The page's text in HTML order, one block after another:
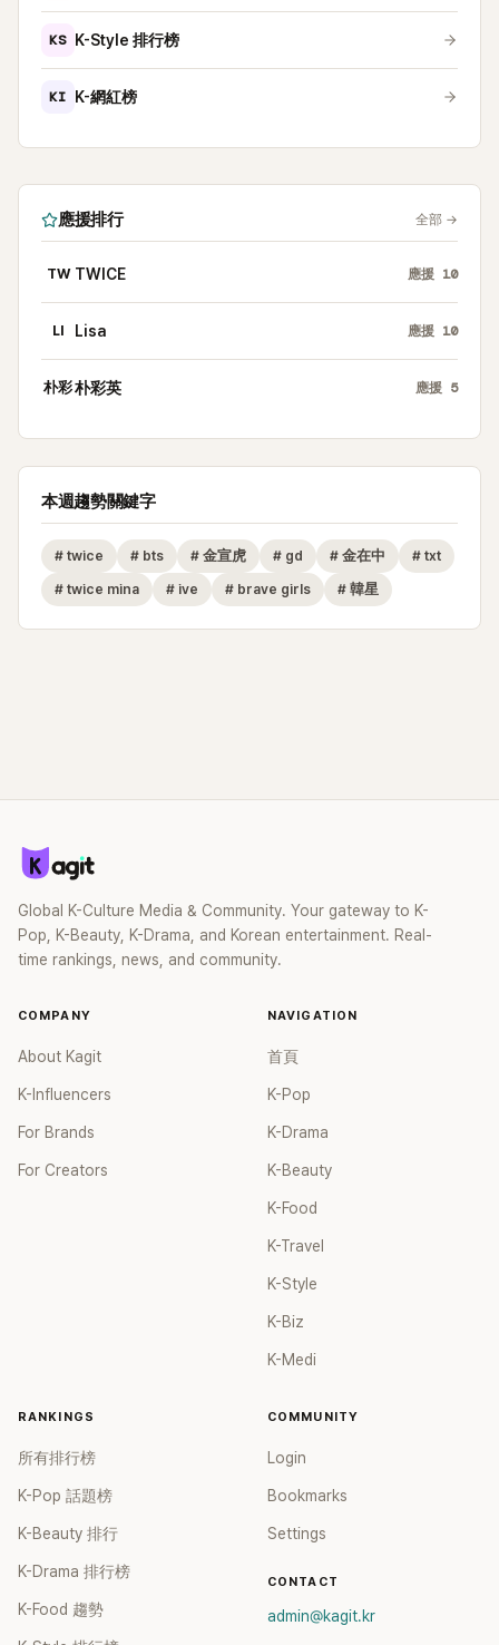
KS K-Style 排行榜
KI K-網紅榜
應援排行 全部 →
TW TWICE 應援 10
LI Lisa 應援 10
朴彩朴彩英 應援 5
本週趨勢關鍵字
# twice # bts # 金宣虎 # gd # 金在中 # txt
# twice mina # ive # brave girls # 韓星
Global K-Culture Media & Community. Your gateway to K-
Pop, K-Beauty, K-Drama, and Korean entertainment. Real-
time rankings, news, and community.
COMPANY
About Kagit
K-Influencers
For Brands
For Creators
NAVIGATION
首頁
K-Pop
K-Drama
K-Beauty
K-Food
K-Travel
K-Style
K-Biz
K-Medi
RANKINGS
所有排行榜
K-Pop 話題榜
K-Beauty 排行
K-Drama 排行榜
K-Food 趨勢
COMMUNITY
Login
Bookmarks
Settings
CONTACT
admin@kagit.kr